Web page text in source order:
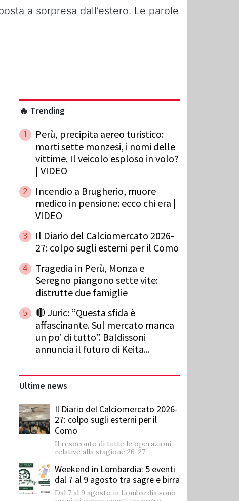
a sorpresa dall’estero. Le parole
🔥 Trending
1
Perù, precipita aereo turistico:
morti sette monzesi, i nomi delle
vittime. Il veicolo esploso in volo?
| VIDEO
2
Incendio a Brugherio, muore
medico in pensione: ecco chi era |
VIDEO
3
Il Diario del Calciomercato 2026-
27: colpo sugli esterni per il Como
4
Tragedia in Perù, Monza e
Seregno piangono sette vite:
distrutte due famiglie
5
🔴 Juric: “Questa sfida è
affascinante. Sul mercato manca
un po’ di tutto”. Baldissoni
annuncia il futuro di Keita...
Ultime news
Il Diario del Calciomercato 2026-
27: colpo sugli esterni per il
Como
Il resoconto di tutte le operazioni
relative alla stagione 26-27
Weekend in Lombardia: 5 eventi
dal 7 al 9 agosto tra sagre e birra
Dal 7 al 9 agosto in Lombardia sono